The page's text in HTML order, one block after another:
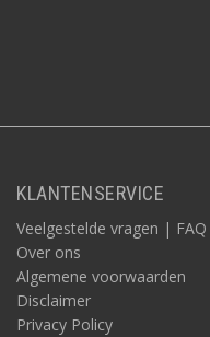
KLANTENSERVICE
Veelgestelde vragen | FAQ
Over ons
Algemene voorwaarden
Disclaimer
Privacy Policy